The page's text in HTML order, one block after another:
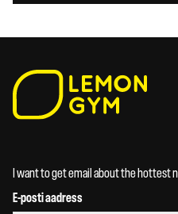
I want to get email about the hottest
E-posti aadress